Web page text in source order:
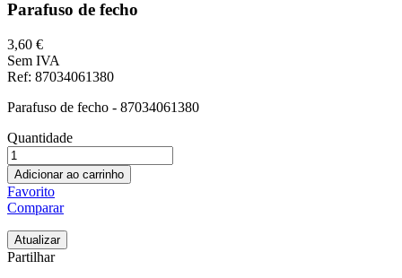
Parafuso de fecho
3,60 €
Sem IVA
Ref: 87034061380
Parafuso de fecho - 87034061380
Quantidade
Adicionar ao carrinho
Favorito
Comparar
Partilhar